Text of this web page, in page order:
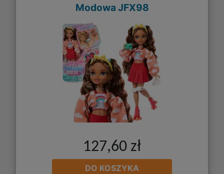
Modowa JFX98
127,60 zł
DO KOSZYKA